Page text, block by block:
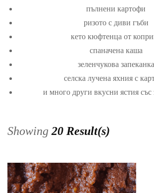
пълнени картофи
ризото с диви гъби
кето кюфтенца от
спаначена каша
зеленчукова запеканка
селска лучена яхния с
и много други вкусни ястия със
Showing 20 Result(s)